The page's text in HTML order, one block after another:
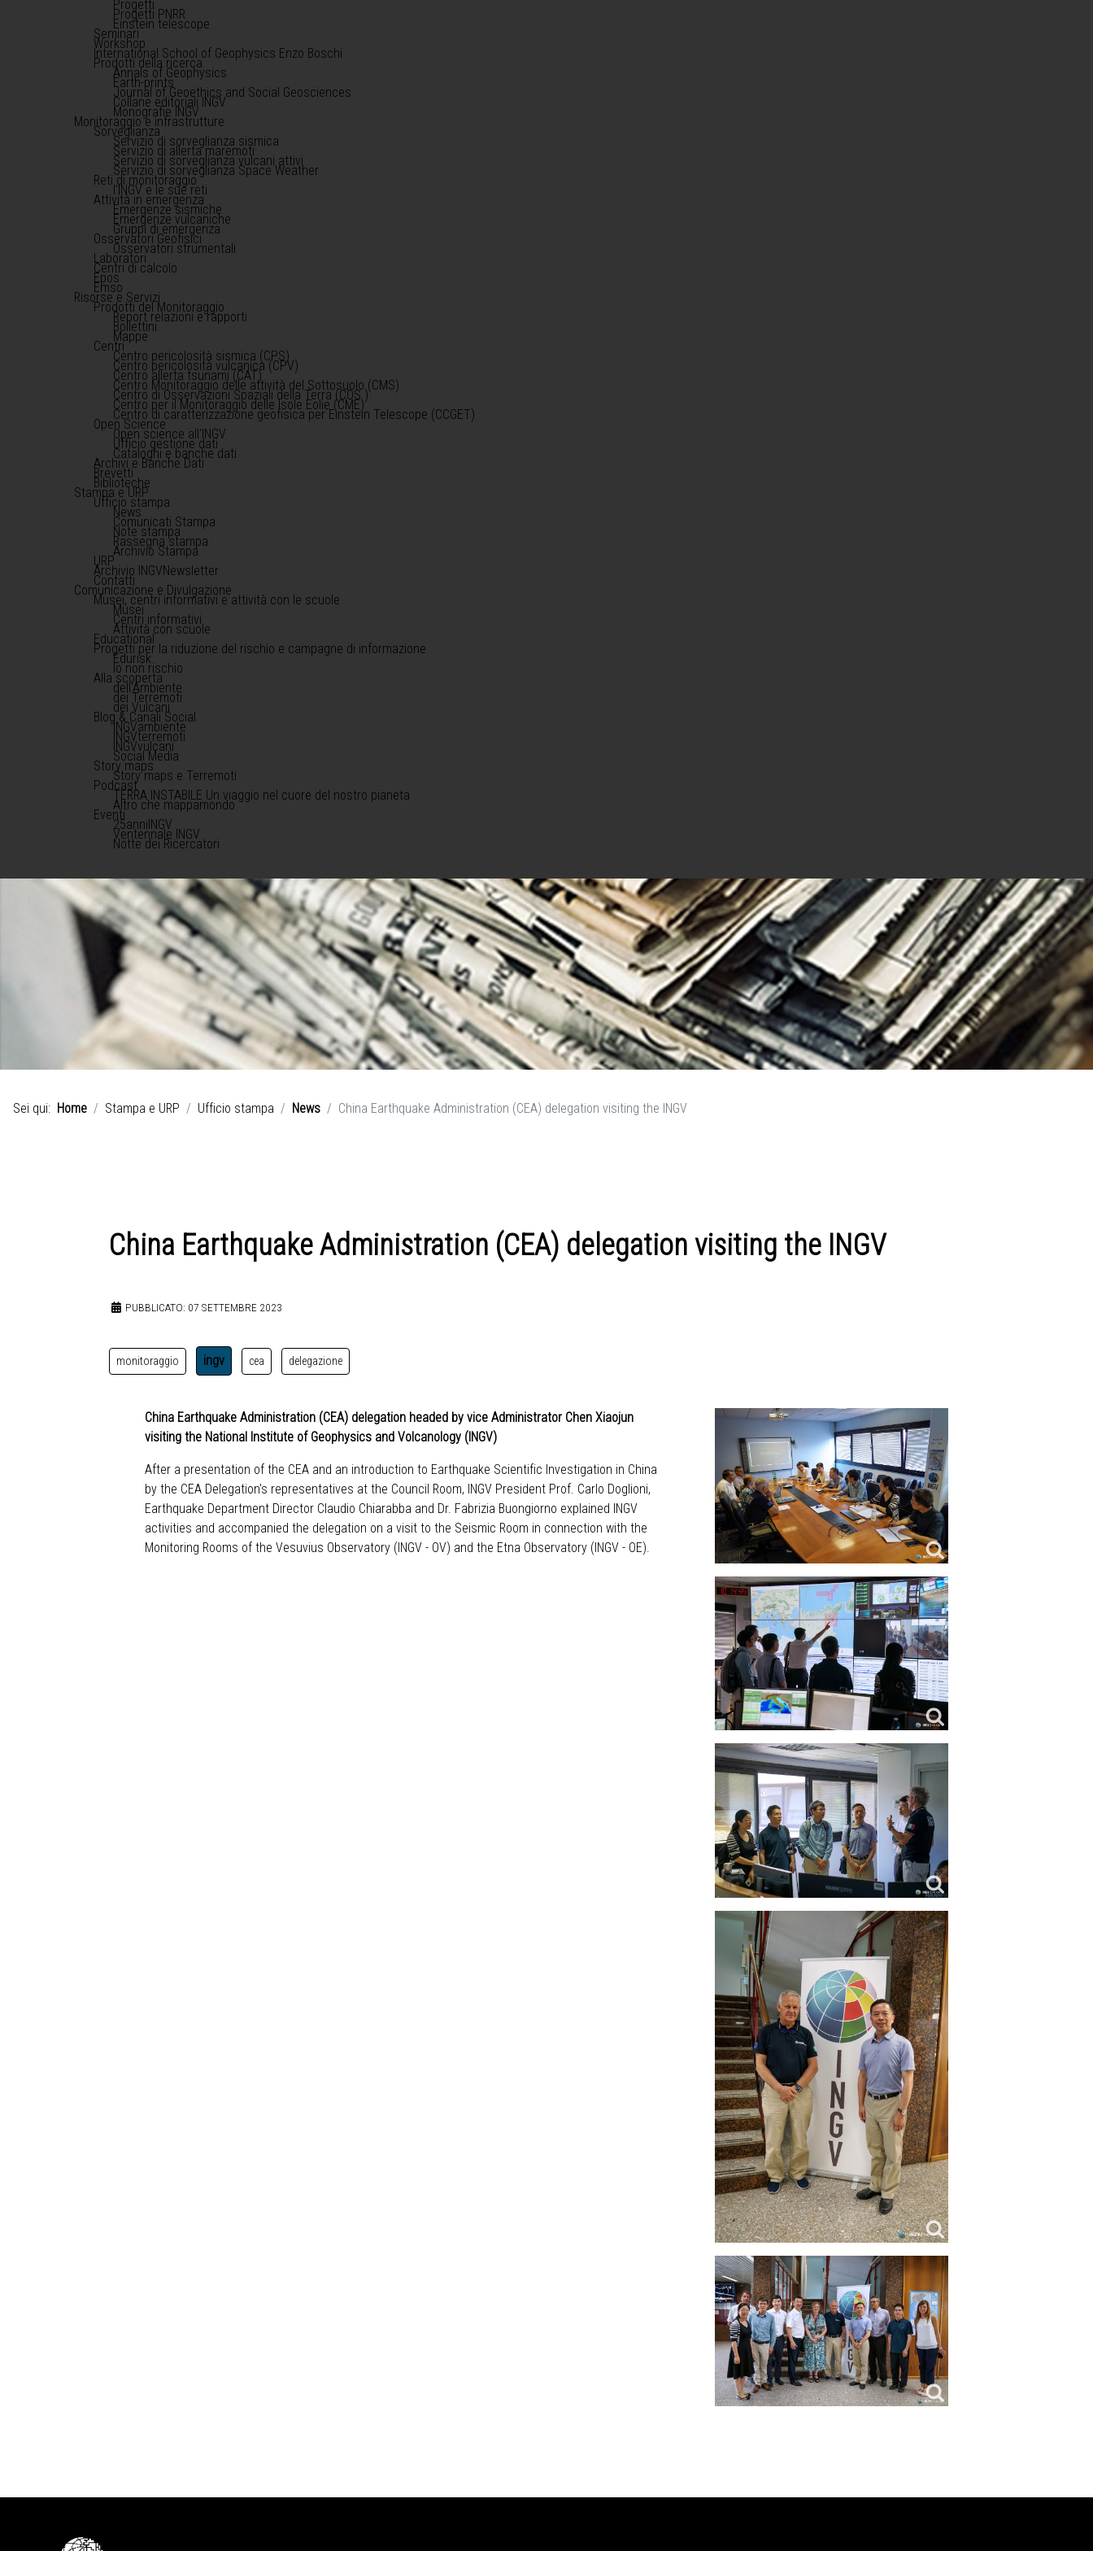
Progetti
Progetti PNRR
Einstein telescope
Seminari
Workshop
International School of Geophysics Enzo Boschi
Prodotti della ricerca
Annals of Geophysics
Earth-prints
Journal of Geoethics and Social Geosciences
Collane editoriali INGV
Monografie INGV
Monitoraggio e infrastrutture
Sorveglianza
Servizio di sorveglianza sismica
Servizio di allerta maremoti
Servizio di sorveglianza vulcani attivi
Servizio di sorveglianza Space Weather
Reti di monitoraggio
l'INGV e le sue reti
Attività in emergenza
Emergenze sismiche
Emergenze vulcaniche
Gruppi di emergenza
Osservatori Geofisici
Osservatori strumentali
Laboratori
Centri di calcolo
Epos
Emso
Risorse e Servizi
Prodotti del Monitoraggio
Report relazioni e rapporti
Bollettini
Mappe
Centri
Centro pericolosità sismica (CPS)
Centro pericolosità vulcanica (CPV)
Centro allerta tsunami (CAT)
Centro Monitoraggio delle attività del Sottosuolo (CMS)
Centro di Osservazioni Spaziali della Terra (COS )
Centro per il Monitoraggio delle Isole Eolie (CME)
Centro di caratterizzazione geofisica per Einstein Telescope (CCGET)
Open Science
Open science all'INGV
Ufficio gestione dati
Cataloghi e banche dati
Archivi e Banche Dati
Brevetti
Biblioteche
Stampa e URP
Ufficio stampa
News
Comunicati Stampa
Note stampa
Rassegna stampa
Archivio Stampa
URP
Archivio INGVNewsletter
Contatti
Comunicazione e Divulgazione
Musei, centri informativi e attività con le scuole
Musei
Centri informativi
Attività con scuole
Educational
Progetti per la riduzione del rischio e campagne di informazione
Edurisk
Io non rischio
Alla scoperta
dell'Ambiente
dei Terremoti
dei Vulcani
Blog & Canali Social
INGVambiente
INGVterremoti
INGVvulcani
Social Media
Story maps
Story maps e Terremoti
Podcast
TERRA INSTABILE Un viaggio nel cuore del nostro pianeta
Altro che mappamondo
Eventi
25anniINGV
Ventennale INGV
Notte dei Ricercatori
Sei qui: Home Stampa e URP Ufficio stampa News China Earthquake Administration (CEA) delegation visiting the INGV
China Earthquake Administration (CEA) delegation visiting the INGV
PUBBLICATO: 07 SETTEMBRE 2023
monitoraggio ingv cea delegazione
China Earthquake Administration (CEA) delegation headed by vice Administrator Chen Xiaojun
visiting the National Institute of Geophysics and Volcanology (INGV)
After a presentation of the CEA and an introduction to Earthquake Scientific Investigation in China
by the CEA Delegation's representatives at the Council Room, INGV President Prof. Carlo Doglioni,
Earthquake Department Director Claudio Chiarabba and Dr. Fabrizia Buongiorno explained INGV
activities and accompanied the delegation on a visit to the Seismic Room in connection with the
Monitoring Rooms of the Vesuvius Observatory (INGV - OV) and the Etna Observatory (INGV - OE).